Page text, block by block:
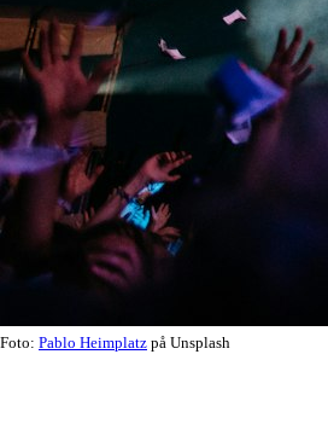
Foto: Pablo Heimplatz på Unsplash